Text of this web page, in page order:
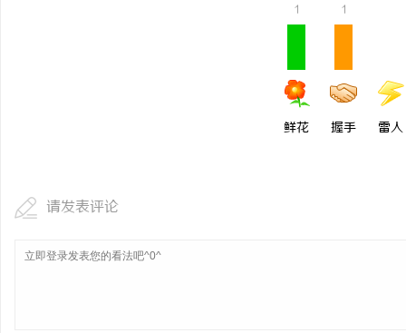
1
鲜花
1
握手 雷人
请发表评论